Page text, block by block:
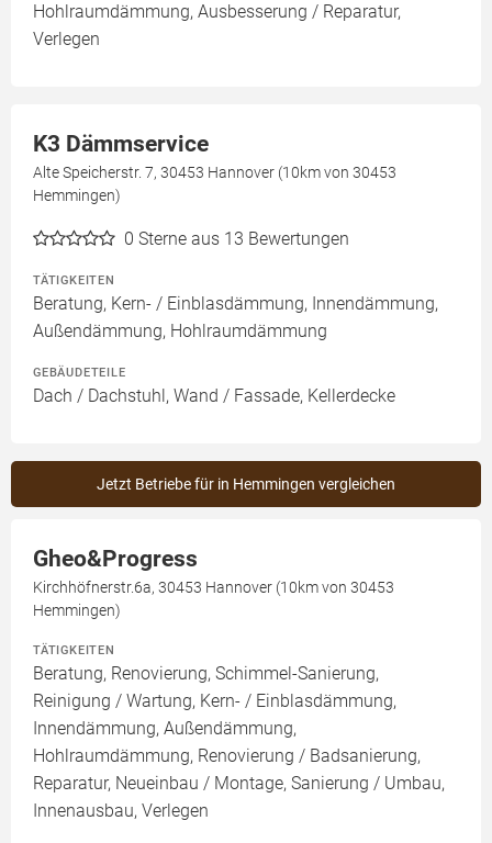
Hohlraumdämmung, Ausbesserung / Reparatur,
Verlegen
K3 Dämmservice
Alte Speicherstr. 7, 30453 Hannover (10km von 30453
Hemmingen)
0 Sterne aus 13 Bewertungen
TÄTIGKEITEN
Beratung, Kern- / Einblasdämmung, Innendämmung,
Außendämmung, Hohlraumdämmung
GEBÄUDETEILE
Dach / Dachstuhl, Wand / Fassade, Kellerdecke
Jetzt Betriebe für in Hemmingen vergleichen
Gheo&Progress
Kirchhöfnerstr.6a, 30453 Hannover (10km von 30453
Hemmingen)
TÄTIGKEITEN
Beratung, Renovierung, Schimmel-Sanierung,
Reinigung / Wartung, Kern- / Einblasdämmung,
Innendämmung, Außendämmung,
Hohlraumdämmung, Renovierung / Badsanierung,
Reparatur, Neueinbau / Montage, Sanierung / Umbau,
Innenausbau, Verlegen